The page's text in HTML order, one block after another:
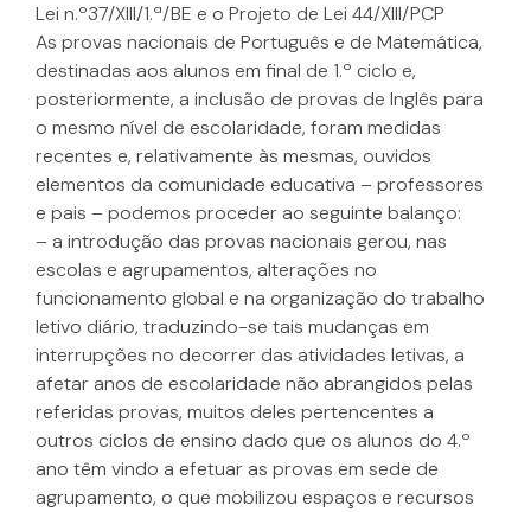
Lei n.º37/XIII/1.ª/BE e o Projeto de Lei 44/XIII/PCP
As provas nacionais de Português e de Matemática,
destinadas aos alunos em final de 1.º ciclo e,
posteriormente, a inclusão de provas de Inglês para
o mesmo nível de escolaridade, foram medidas
recentes e, relativamente às mesmas, ouvidos
elementos da comunidade educativa – professores
e pais – podemos proceder ao seguinte balanço:
– a introdução das provas nacionais gerou, nas
escolas e agrupamentos, alterações no
funcionamento global e na organização do trabalho
letivo diário, traduzindo-se tais mudanças em
interrupções no decorrer das atividades letivas, a
afetar anos de escolaridade não abrangidos pelas
referidas provas, muitos deles pertencentes a
outros ciclos de ensino dado que os alunos do 4.º
ano têm vindo a efetuar as provas em sede de
agrupamento, o que mobilizou espaços e recursos